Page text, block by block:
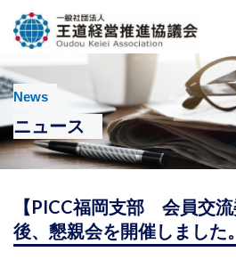
News
ニュース
【PICC福岡支部 会員交
後、懇親会を開催しました。